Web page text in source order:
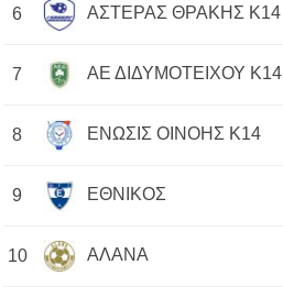
6 ΑΣΤΕΡΑΣ ΘΡΑΚΗΣ Κ14
7 ΑΕ ΔΙΔΥΜΟΤΕΙΧΟΥ Κ14
8 ΕΝΩΣΙΣ ΟΙΝΟΗΣ Κ14
9 ΕΘΝΙΚΟΣ
10 ΑΛΑΝΑ